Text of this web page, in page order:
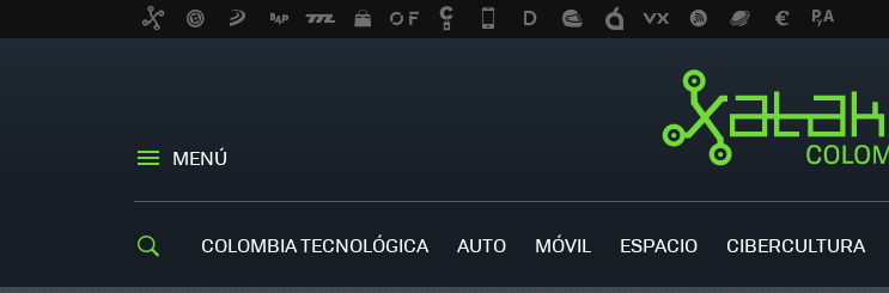
MENÚ
COLOMBIA TECNOLÓGICA AUTO MÓVIL ESPACIO CIBERCULTURA